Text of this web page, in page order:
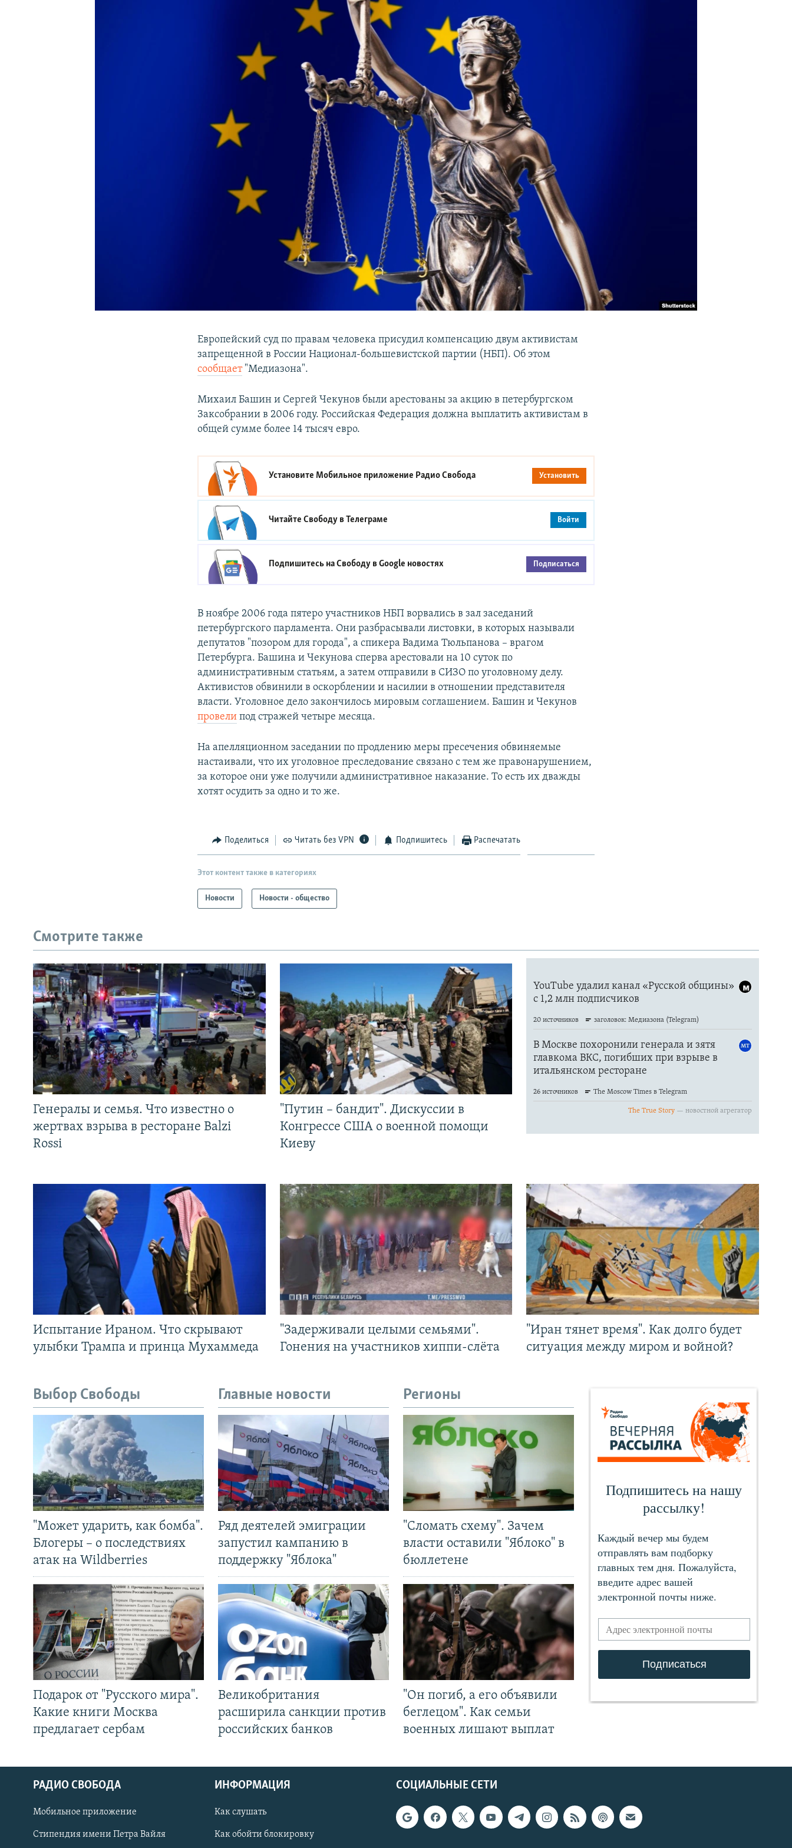
СОЦИАЛЬНЫЕ СЕТИ
Европейский суд по правам человека присудил компенсацию двум активистам
запрещенной в России Национал-большевистской партии (НБП). Об этом
сообщает"Медиазона".
Михаил Башин и Сергей Чекунов были арестованы за акцию в петербургском
Заксобрании в 2006 году. Российская Федерация должна выплатить активистам в
общей сумме более 14 тысяч евро.
Установите Мобильное приложение Радио Свобода Установить
Читайте Свободу вТелеграме Войти
Подпишитесь на Свободу вGoogle новостях Подписаться
В ноябре 2006 года пятеро участников НБП ворвались в зал заседаний
петербургского парламента. Они разбрасывали листовки, в которых называли
депутатов "позором для города", а спикера Вадима Тюльпанова – врагом
Петербурга. Башина и Чекунова сперва арестовали на 10 суток по
административным статьям, а затем отправили в СИЗО по уголовному делу.
Активистов обвинили в оскорблении и насилии в отношении представителя
власти. Уголовное дело закончилось мировым соглашением. Башин и Чекунов
провели под стражей четыре месяца.
На апелляционном заседании по продлению меры пресечения обвиняемые
настаивали, что их уголовное преследование связано с тем же правонарушением,
за которое они уже получили административное наказание. То есть их дважды
хотят осудить за одно и то же.
Поделиться Читать без VPN Подпишитесь Распечатать
Этот контент также в категориях
Новости Новости - общество
Смотрите также
Генералы и семья. Что известно о
жертвах взрыва в ресторане Balzi
Rossi
"Путин – бандит". Дискуссии в
Конгрессе США о военной помощи
Киеву
Испытание Ираном. Что скрывают
улыбки Трампа и принца Мухаммеда
"Задерживали целыми семьями".
Гонения на участников хиппи-слёта
"Иран тянет время". Как долго будет
ситуация между миром и войной?
Выбор Свободы
"Может ударить, как бомба".
Блогеры – о последствиях
атак на Wildberries
Подарок от "Русского мира".
Какие книги Москва
предлагает сербам
Главные новости
Ряд деятелей эмиграции
запустил кампанию в
поддержку "Яблока"
Великобритания
расширила санкции против
российских банков
Регионы
"Сломать схему". Зачем
власти оставили "Яблоко" в
бюллетене
"Он погиб, а его объявили
беглецом". Как семьи
военных лишают выплат
СОЦИАЛЬНЫЕ СЕТИ
РАДИО СВОБОДА
Мобильное приложение
Стипендия имени Петра Вайля
ИНФОРМАЦИЯ
Как слушать
Как обойти блокировку